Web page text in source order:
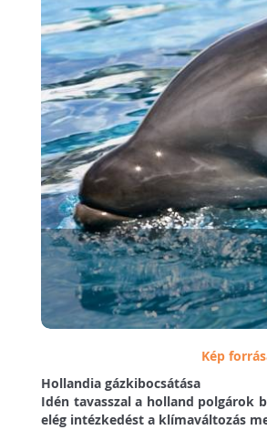
Kép
Hollandia gázkibocsátása
Idén tavasszal a holland polgárok
elég intézkedést a klímaváltozás